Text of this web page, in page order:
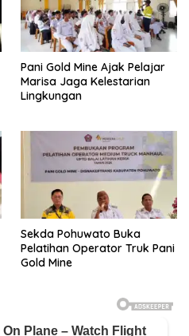
Pani Gold Mine Ajak Pelajar
Marisa Jaga Kelestarian
Lingkungan
Sekda Pohuwato Buka
Pelatihan Operator Truk Pani
Gold Mine